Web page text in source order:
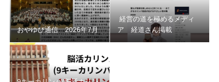
おやゆび通信 2026年7月
経営の道を極めるメディ
ア 経道さん掲載